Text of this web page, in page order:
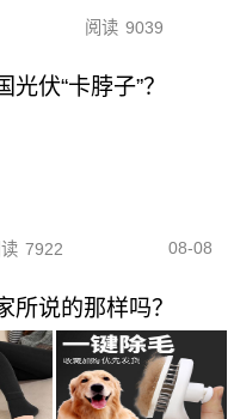
阅读 9039
伏“卡脖子”？
7922 08-08
所说的那样吗？